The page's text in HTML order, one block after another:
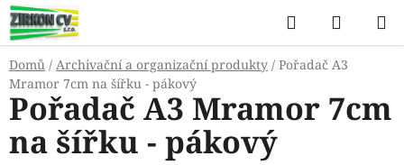
Přejít
na
obsah
Hledat
KOŠÍK
Domů / Archivační a organizační produkty / Pořadač A3
Mramor 7cm na šířku - pákový
Pořadač A3 Mramor 7cm
na šířku - pákový